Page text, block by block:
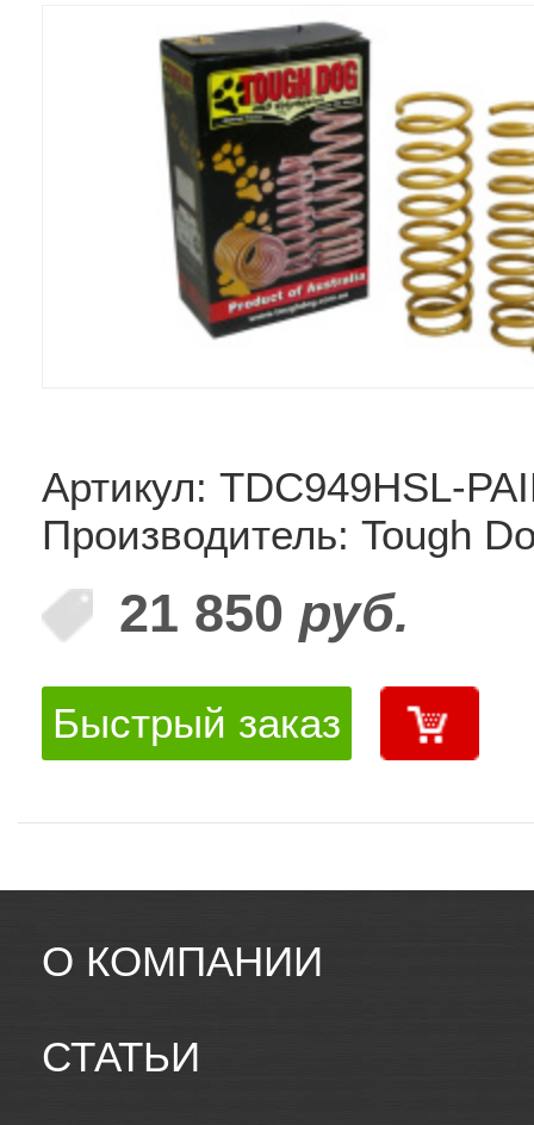
Артикул: TDC949HSL-
Производитель: Tough
21 850 руб.
Быстрый заказ
О КОМПАНИИ
СТАТЬИ